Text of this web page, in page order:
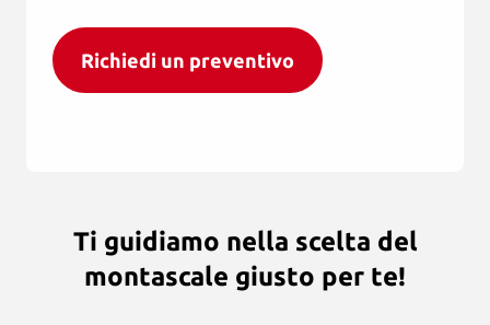
Richiedi un preventivo
Ti guidiamo nella scelta del
montascale giusto per te!